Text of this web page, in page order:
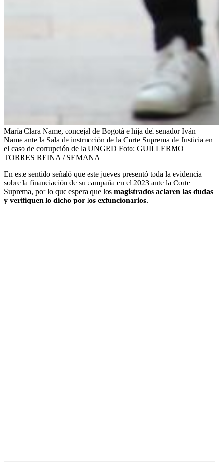
María Clara Name, concejal de Bogotá e hija del senador Iván
Name ante la Sala de instrucción de la Corte Suprema de Justicia en
el caso de corrupción de la UNGRD Foto: GUILLERMO
TORRES REINA / SEMANA
En este sentido señaló que este jueves presentó toda la evidencia
sobre la financiación de su campaña en el 2023 ante la Corte
Suprema, por lo que espera que los magistrados aclaren las dudas
y verifiquen lo dicho por los exfuncionarios.